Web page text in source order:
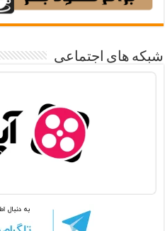
شبکه های اجتماعی